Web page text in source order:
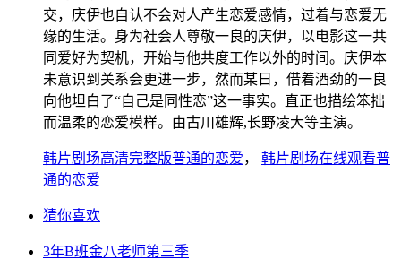
交，庆伊也自认不会对人产生恋爱感情，过着与恋爱无
缘的生活。身为社会人尊敬一良的庆伊，以电影这一共
同爱好为契机，开始与他共度工作以外的时间。庆伊本
未意识到关系会更进一步，然而某日，借着酒劲的一良
向他坦白了“自己是同性恋”这一事实。直正也描绘笨拙
而温柔的恋爱模样。由古川雄辉,长野凌大等主演。
韩片剧场高清完整版普通的恋爱，
韩片剧场在线观看普
通的恋爱
猜你喜欢
3年B班金八老师第三季